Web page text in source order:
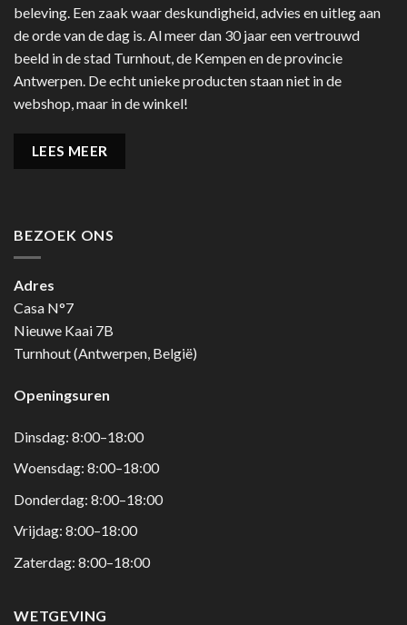
beleving. Een zaak waar deskundigheid, advies en uitleg aan
de orde van de dag is. Al meer dan 30 jaar een vertrouwd
beeld in de stad Turnhout, de Kempen en de provincie
Antwerpen. De echt unieke producten staan niet in de
webshop, maar in de winkel!
LEES MEER
BEZOEK ONS
Adres
Casa N°7
Nieuwe Kaai 7B
Turnhout (Antwerpen, België)
Openingsuren
Dinsdag: 8:00–18:00
Woensdag: 8:00–18:00
Donderdag: 8:00–18:00
Vrijdag: 8:00–18:00
Zaterdag: 8:00–18:00
WETGEVING